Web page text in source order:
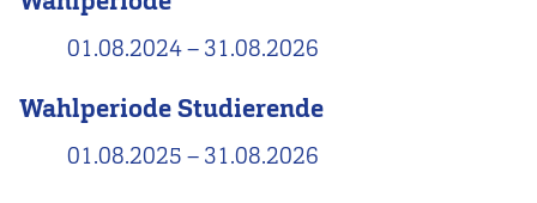
01.08.2024– 31.08.2026
Wahlperiode Studierende
01.08.2025 – 31.08.2026